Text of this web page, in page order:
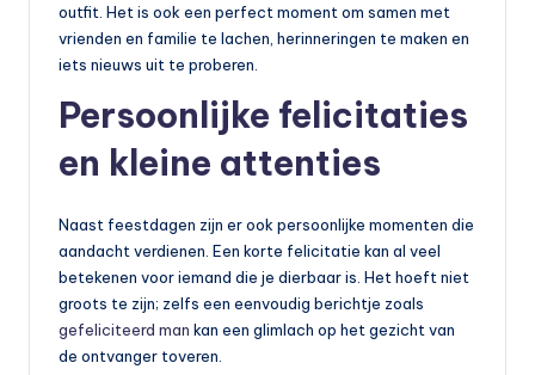
outfit. Het is ook een perfect moment om samen met
vrienden en familie te lachen, herinneringen te maken en
iets nieuws uit te proberen.
Persoonlijke felicitaties
en kleine attenties
Naast feestdagen zijn er ook persoonlijke momenten die
aandacht verdienen. Een korte felicitatie kan al veel
betekenen voor iemand die je dierbaar is. Het hoeft niet
groots te zijn; zelfs een eenvoudig berichtje zoals
gefeliciteerd man kan een glimlach op het gezicht van
de ontvanger toveren.